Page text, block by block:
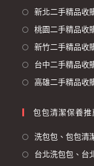
新北二手精品收
桃園二手精品收
新竹二手精品收
台中二手精品收
高雄二手精品收
包包清潔保養推
洗包包、包包清
台北洗包包、台